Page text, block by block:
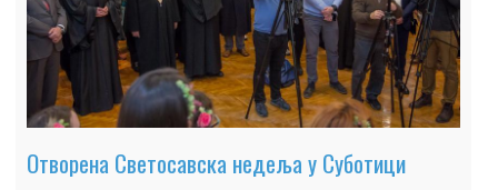
Отворена Светосавска недеља у Суботици